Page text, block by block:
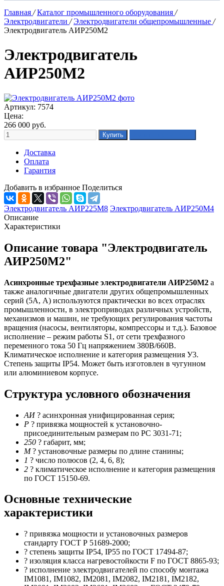
Главная / Каталог промышленного оборудования /
Электродвигатели / Электродвигатели общепромышленные /
Электродвигатель АИР250М2
Электродвигатель
АИР250М2
Артикул: 7574
Цена:
266 000 руб.
Доставка
Оплата
Гарантия
Добавить в избранное Поделиться
Электродвигатель АИР225М8 Электродвигатель АИР250М4
Описание
Характеристики
Описание товара "Электродвигатель
АИР250М2"
Асинхронные трехфазные электродвигатели АИР250М2 а
также аналогичные двигатели других общепромышленных
серий (5А, А) используются практически во всех отраслях
промышленности, в электроприводах различных устройств,
механизмов и машин, не требующих регулирования частоты
вращения (насосы, вентиляторы, компрессоры и т.д.). Базовое
исполнение – режим работы S1, от сети трехфазного
переменного тока 50 Гц напряжением 380В/660В.
Климатическое исполнение и категория размещения У3.
Степень защиты IP54. Может быть изготовлен в чугунном
или алюминиевом корпусе.
Структура условного обозначения
АИ? асинхронная унифицированная серия;
Р ? привязка мощностей к установочно-
присоединительным размерам по РС 3031-71;
250 ? габарит, мм;
М? установочные размеры по длине станины;
1 ? число полюсов (2, 4, 6, 8);
2 ? климатическое исполнение и категория размещения
по ГОСТ 15150-69.
Основные технические
характеристики
? привязка мощности и установочных размеров
стандарту ГОСТ Р 51689-2000;
? степень защиты IP54, IP55 по ГОСТ 17494-87;
? изоляция класса нагревостойкости F по ГОСТ 8865-93;
? исполнение электродвигателей по способу монтажа
IM1081, IM1082, IM2081, IM2082, IM2181, IM2182,